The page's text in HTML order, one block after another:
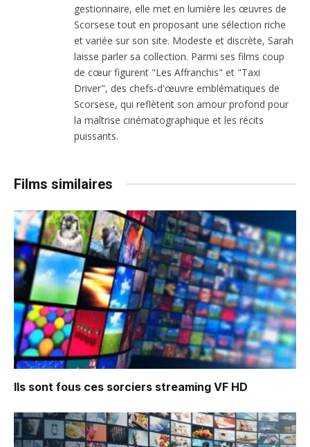
gestionnaire, elle met en lumière les œuvres de
Scorsese tout en proposant une sélection riche
et variée sur son site. Modeste et discrète, Sarah
laisse parler sa collection. Parmi ses films coup
de cœur figurent "Les Affranchis" et "Taxi
Driver", des chefs-d'œuvre emblématiques de
Scorsese, qui reflètent son amour profond pour
la maîtrise cinématographique et les récits
puissants.
Films similaires
Ils sont fous ces sorciers streaming VF HD